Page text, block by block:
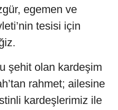
egemen ve
tesisi için
şehit olan kardeşim
rahmet; ailesine
kardeşlerimiz ile